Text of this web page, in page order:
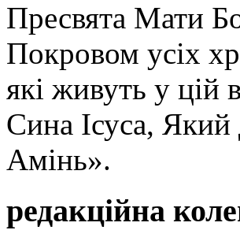
Пресвята Мати
Покровом усіх
які живуть у цій
Сина Ісуса,
Амінь».
редакційна